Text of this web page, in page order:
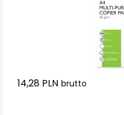
14,28 PLN brutto